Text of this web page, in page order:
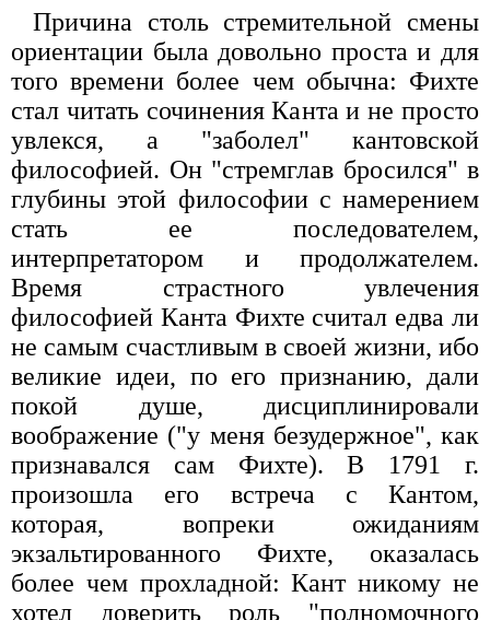
Причина столь стремительной смены
ориентации была довольно проста и для
того времени более чем обычна: Фихте
стал читать сочинения Канта и не просто
увлекся, а "заболел" кантовской
философией. Он "стремглав бросился" в
глубины этой философии с намерением
стать ее последователем,
интерпретатором и продолжателем.
Время страстного увлечения
философией Канта Фихте считал едва ли
не самым счастливым в своей жизни, ибо
великие идеи, по его признанию, дали
покой душе, дисциплинировали
воображение ("у меня безудержное", как
признавался сам Фихте). В 1791 г.
произошла его встреча с Кантом,
которая, вопреки ожиданиям
экзальтированного Фихте, оказалась
более чем прохладной: Кант никому не
хотел доверить роль "полномочного